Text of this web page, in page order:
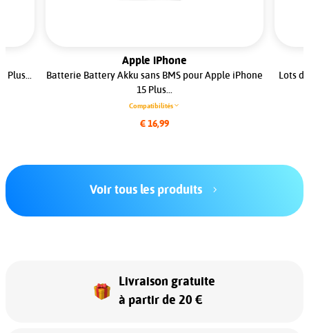
Plus...
Apple iPhone
Batterie Battery Akku sans BMS pour Apple iPhone
15 Plus...
Compatibilités
€ 16,99
Lots
Voir tous les produits
Livraison gratuite
à partir de 20 €